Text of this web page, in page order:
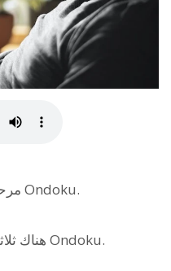
مرحباً، شكراً لكم دائماً على استخدام Ondoku.
هناك ثلاثة أنواع من الخطط المدفوعة في Ondoku.